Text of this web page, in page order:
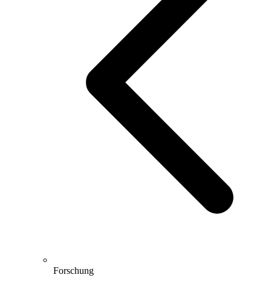
Forschung